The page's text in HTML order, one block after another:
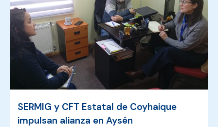
SERMIG y CFT Estatal de Coyhaique
impulsan alianza en Aysén